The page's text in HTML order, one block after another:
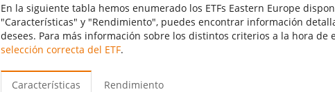
En la siguiente tabla hemos enumerado los ETFs Eastern Europe
"Características" y "Rendimiento", puedes encontrar información
desees. Para más información sobre los distintos criterios a la hora de
selección correcta del ETF.
Características Rendimiento